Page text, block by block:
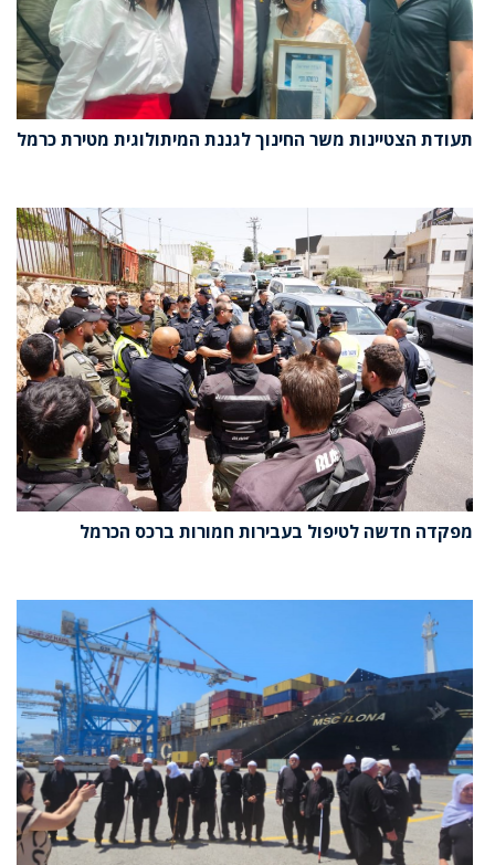
תעודת הצטיינות משר החינוך לגננת המיתולוגית מטירת כרמל
מפקדה חדשה לטיפול בעבירות חמורות ברכס הכרמל